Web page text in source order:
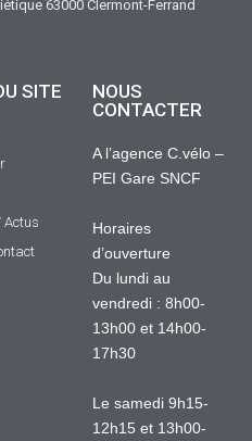
63000 Clermont-Ferrand
SITE
Actus
NOUS
CONTACTER
A l’agence C.vélo –
PEI Gare SNCF
Horaires
d’ouverture
Du lundi au
vendredi : 8h00-
13h00 et 14h00-
17h30
Le samedi 9h15-
12h15 et 13h00-